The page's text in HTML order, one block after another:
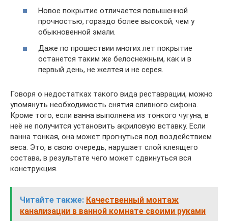
Новое покрытие отличается повышенной
прочностью, гораздо более высокой, чем у
обыкновенной эмали.
Даже по прошествии многих лет покрытие
останется таким же белоснежным, как и в
первый день, не желтея и не серея.
Говоря о недостатках такого вида реставрации, можно
упомянуть необходимость снятия сливного сифона.
Кроме того, если ванна выполнена из тонкого чугуна, в
неё не получится установить акриловую вставку. Если
ванна тонкая, она может прогнуться под воздействием
веса. Это, в свою очередь, нарушает слой клеящего
состава, в результате чего может сдвинуться вся
конструкция.
Читайте также: Качественный монтаж
канализации в ванной комнате своими руками